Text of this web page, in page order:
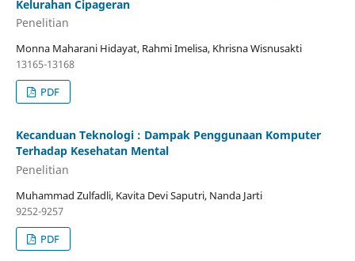
Kelurahan Cipageran
Penelitian
Monna Maharani Hidayat, Rahmi Imelisa, Khrisna Wisnusakti
13165-13168
PDF
Kecanduan Teknologi : Dampak Penggunaan Komputer
Terhadap Kesehatan Mental
Penelitian
Muhammad Zulfadli, Kavita Devi Saputri, Nanda Jarti
9252-9257
PDF